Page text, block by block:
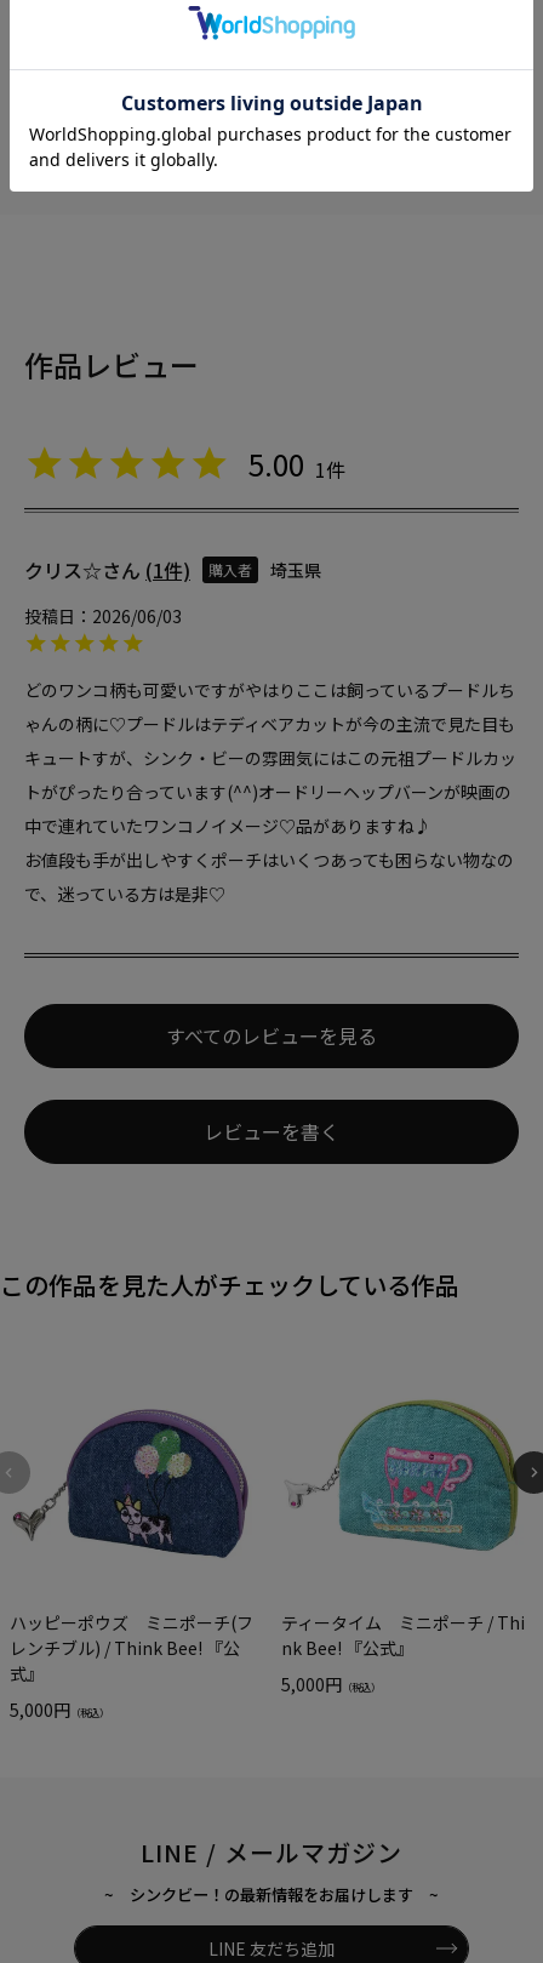
ハッピーポウズシリーズの一覧を見る ⇒
作品レビュー
5.00 1
クリス☆ 1 購入者
埼玉県
投稿日
2026/06/03
どのワンコ柄も可愛いですがやはりここは飼っているプードルち
ゃんの柄に♡プードルはテディベアカットが今の主流で見た目も
キュートすが、シンク・ビーの雰囲気にはこの元祖プードルカッ
トがぴったり合っています(^^)オードリーヘップバーンが映画の
中で連れていたワンコノイメージ♡品がありますね♪
お値段も手が出しやすくポーチはいくつあっても困らない物なの
で、迷っている方は是非♡
すべてのレビューを見る
レビューを書く
この作品を見た人がチェックしている作品
ハッピーポウズ ミニポーチ(フ
レンチブル) / Think Bee! 『公
式』
5,000円 （税込）
ティータイム ミニポーチ / Thi
nk Bee! 『公式』
5,000円 （税込）
LINE / メールマガジン
~ シンクビー！の最新情報をお届けします ~
LINE 友だち追加